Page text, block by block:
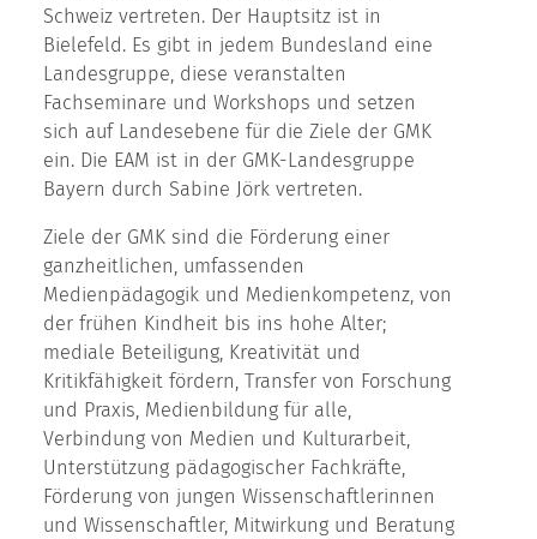
Schweiz vertreten. Der Hauptsitz ist in
Bielefeld. Es gibt in jedem Bundesland eine
Landesgruppe, diese veranstalten
Fachseminare und Workshops und setzen
sich auf Landesebene für die Ziele der GMK
ein. Die EAM ist in der GMK-Landesgruppe
Bayern durch Sabine Jörk vertreten.
Ziele der GMK sind die Förderung einer
ganzheitlichen, umfassenden
Medienpädagogik und Medienkompetenz, von
der frühen Kindheit bis ins hohe Alter;
mediale Beteiligung, Kreativität und
Kritikfähigkeit fördern, Transfer von Forschung
und Praxis, Medienbildung für alle,
Verbindung von Medien und Kulturarbeit,
Unterstützung pädagogischer Fachkräfte,
Förderung von jungen Wissenschaftlerinnen
und Wissenschaftler, Mitwirkung und Beratung